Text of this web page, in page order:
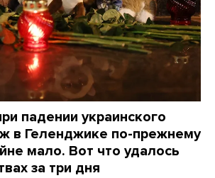
падении украинского
в Геленджике по-прежнему
мало. Вот что удалось
за три дня